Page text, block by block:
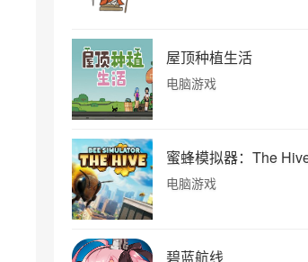
屋顶种植生活
电脑游戏
蜜蜂模拟器：The
电脑游戏
碧蓝航线